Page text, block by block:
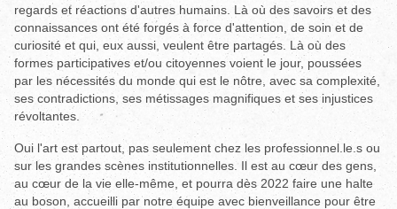
regards et réactions d'autres humains. Là où des savoirs et des
connaissances ont été forgés à force d'attention, de soin et de
curiosité et qui, eux aussi, veulent être partagés. Là où des
formes participatives et/ou citoyennes voient le jour, poussées
par les nécessités du monde qui est le nôtre, avec sa complexité,
ses contradictions, ses métissages magnifiques et ses injustices
révoltantes.
Oui l'art est partout, pas seulement chez les professionnel.le.s ou
sur les grandes scènes institutionnelles. Il est au cœur des gens,
au cœur de la vie elle-même, et pourra dès 2022 faire une halte
au boson, accueilli par notre équipe avec bienveillance pour être